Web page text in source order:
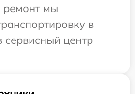
ремонт мы
в
сервисный центр